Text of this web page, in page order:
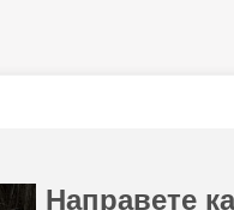
Направете